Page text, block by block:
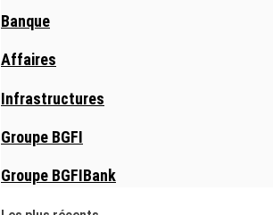
Banque
Affaires
Infrastructures
Groupe BGFI
Groupe BGFIBank